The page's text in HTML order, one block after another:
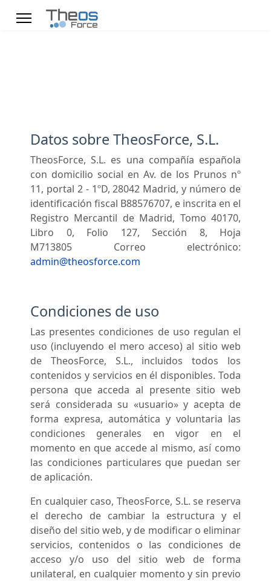
Datos sobre TheosForce, S.L.
TheosForce, S.L. es una compañía española
con domicilio social en Av. de los Prunos nº
11, portal 2 - 1ºD, 28042 Madrid, y número de
identificación fiscal B88576707, e inscrita en el
Registro Mercantil de Madrid, Tomo 40170,
Libro 0, Folio 127, Sección 8, Hoja
M713805 Correo electrónico:
admin@theosforce.com
Condiciones de uso
Las presentes condiciones de uso regulan el
uso (incluyendo el mero acceso) al sitio web
de TheosForce, S.L., incluidos todos los
contenidos y servicios en él disponibles. Toda
persona que acceda al presente sitio web
será considerada su «usuario» y acepta de
forma expresa, automática y voluntaria las
condiciones generales en vigor en el
momento en que accede al mismo, así como
las condiciones particulares que puedan ser
de aplicación.
En cualquier caso, TheosForce, S.L. se reserva
el derecho de cambiar la estructura y el
diseño del sitio web, y de modificar o eliminar
servicios, contenidos o las condiciones de
acceso y/o uso del sitio web de forma
unilateral, en cualquier momento y sin previo